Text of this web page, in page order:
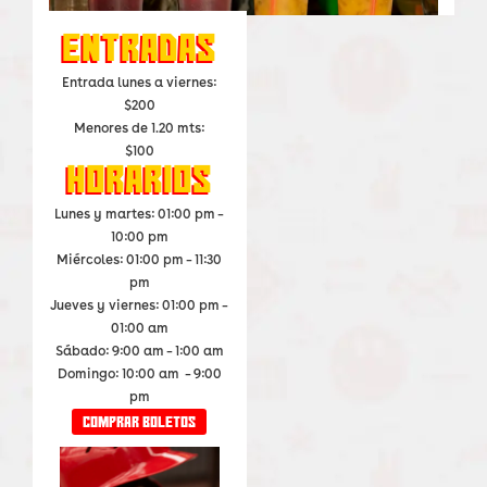
Entradas
Entrada lunes a viernes:
$200
Menores de 1.20 mts:
$100
horarios
Lunes y martes: 01:00 pm –
10:00 pm
Miércoles: 01:00 pm – 11:30
pm
Jueves y viernes: 01:00 pm –
01:00 am
Sábado: 9:00 am – 1:00 am
Domingo: 10:00 am – 9:00
pm
Comprar boletos